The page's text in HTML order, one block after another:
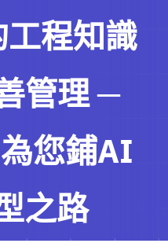
程知識
管理 ─
您鋪AI
之路